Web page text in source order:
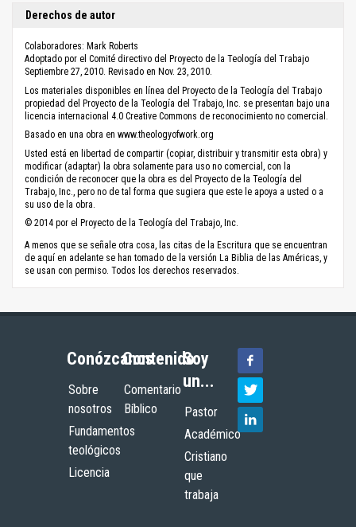
Derechos de autor
Colaboradores: Mark Roberts
Adoptado por el Comité directivo del Proyecto de la Teología del Trabajo
Septiembre 27, 2010. Revisado en Nov. 23, 2010.
Los materiales disponibles en línea del Proyecto de la Teología del Trabajo
propiedad del Proyecto de la Teología del Trabajo, Inc. se presentan bajo una
licencia internacional 4.0 Creative Commons de reconocimiento no comercial.
Basado en una obra en www.theologyofwork.org
Usted está en libertad de compartir (copiar, distribuir y transmitir esta obra) y
modificar (adaptar) la obra solamente para uso no comercial, con la
condición de reconocer que la obra es del Proyecto de la Teología del
Trabajo, Inc., pero no de tal forma que sugiera que este le apoya a usted o a
su uso de la obra.
© 2014 por el Proyecto de la Teología del Trabajo, Inc.
A menos que se señale otra cosa, las citas de la Escritura que se encuentran
de aquí en adelante se han tomado de la versión La Biblia de las Américas, y
se usan con permiso. Todos los derechos reservados.
Conózcanos
Sobre
nosotros
Fundamentos
teológicos
Licencia
Contenido
Comentario
Bíblico
Soy
un...
Pastor
Académico
Cristiano
que
trabaja